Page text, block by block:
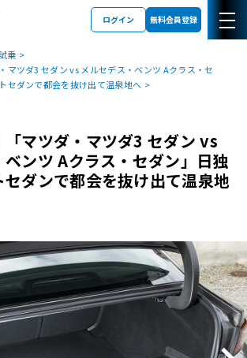
ログイン 無料会員登録
乗
マツダ3 セダン vs メルセデス・ベンツ Aクラス・セ
セダンで都会を抜け出て温泉地へ
「マツダ・マツダ3 セダン vs
ベンツ Aクラス・セダン」日独
ダンで都会を抜け出て温泉地